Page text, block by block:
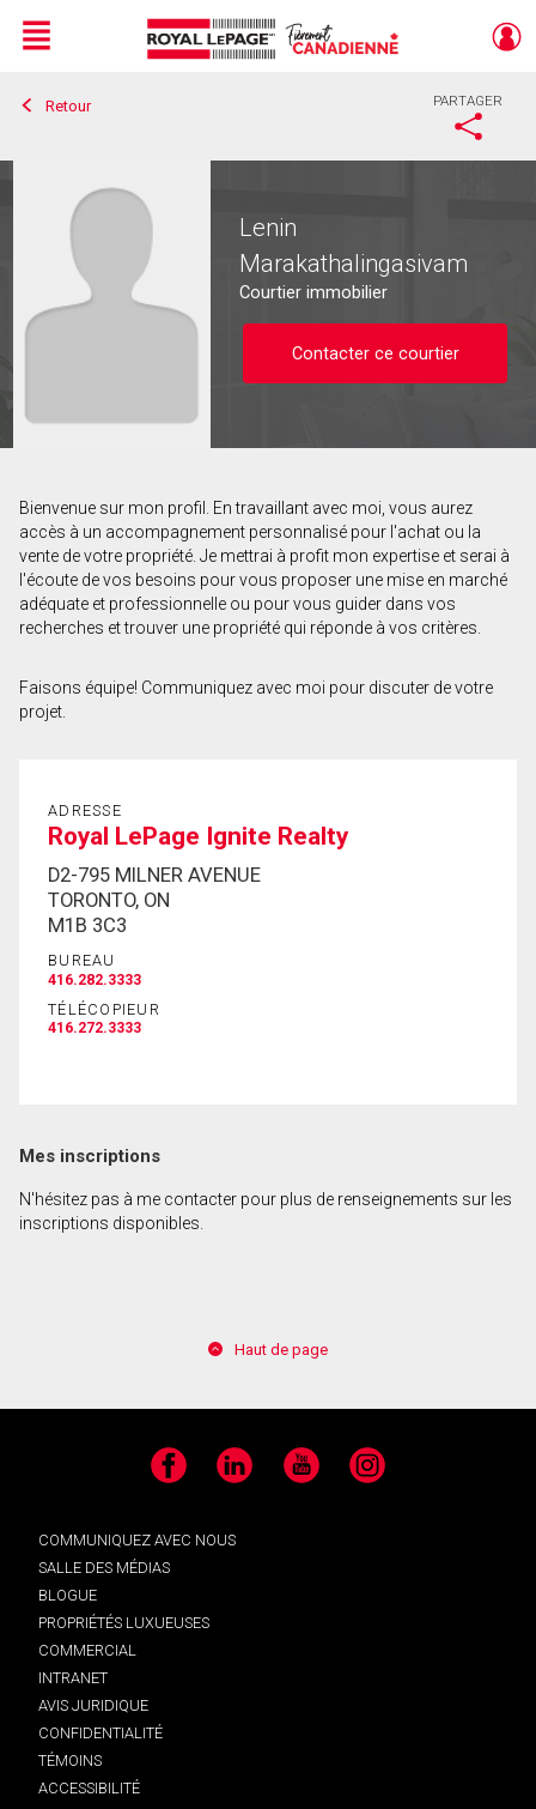
Live
En Direct
Menu
Retour PARTAGER
Lenin
Marakathalingasivam
Courtier immobilier
Contacter ce courtier
Contacter ce courtier
Prénom
Nom
Courriel
Téléphone
En cliquant sur le bouton « soumettre », vous
consentez à nos conditions d'utilisation et vous
nous fournissez l'autorisation écrite de
communiquer avec vous.
Bienvenue sur mon profil. En travaillant avec moi, vous aurez
accès à un accompagnement personnalisé pour l'achat ou la
vente de votre propriété. Je mettrai à profit mon expertise et serai à
l'écoute de vos besoins pour vous proposer une mise en marché
adéquate et professionnelle ou pour vous guider dans vos
recherches et trouver une propriété qui réponde à vos critères.
Faisons équipe! Communiquez avec moi pour discuter de votre
projet.
ADRESSE
Royal LePage Ignite Realty
D2-795 MILNER AVENUE
TORONTO, ON
M1B 3C3
BUREAU
416.282.3333
TÉLÉCOPIEUR
416.272.3333
Mes inscriptions
N'hésitez pas à me contacter pour plus de renseignements sur les
inscriptions disponibles.
Haut de page
Facebook LinkedIn YouTube Instagram
COMMUNIQUEZ AVEC NOUS
SALLE DES MÉDIAS
BLOGUE
PROPRIÉTÉS LUXUEUSES
COMMERCIAL
INTRANET
AVIS JURIDIQUE
CONFIDENTIALITÉ
TÉMOINS
ACCESSIBILITÉ